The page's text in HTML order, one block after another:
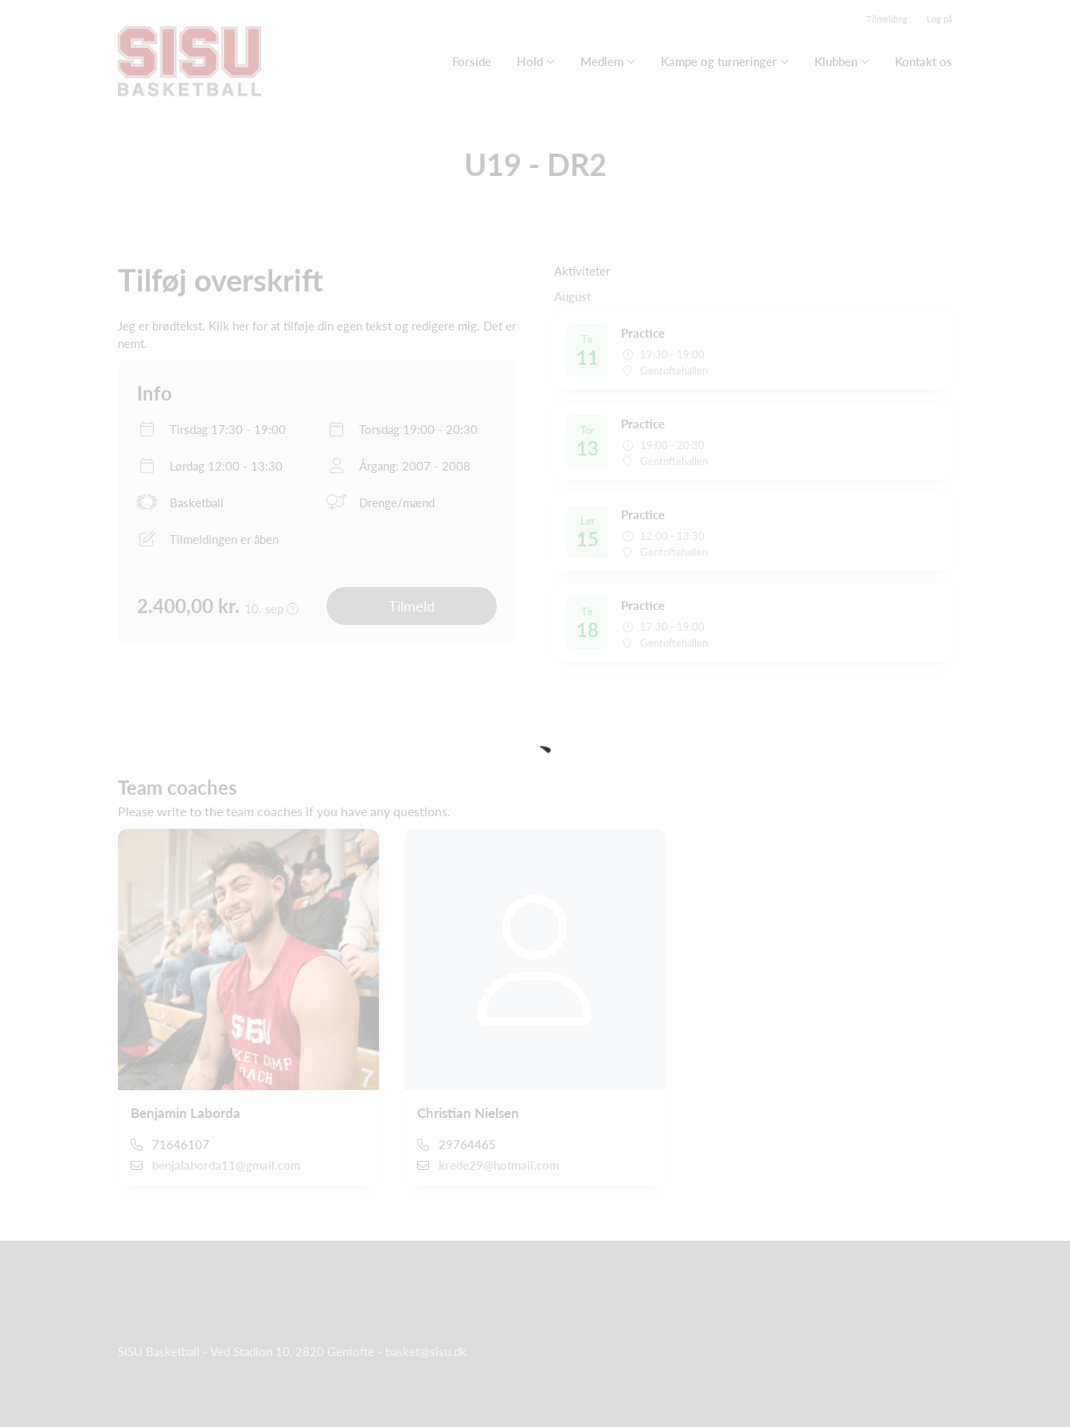
Tilmelding Log på
Forside Hold Medlem Kampe og turneringer Klubben Kontakt os
U19 - DR2
Tilføj overskrift
Jeg er brødtekst. Klik her for at tilføje din egen tekst og redigere mig. Det er
nemt.
Info
Tirsdag 17:30 - 19:00 Torsdag 19:00 - 20:30
Lørdag 12:00 - 13:30 Årgang: 2007 - 2008
Basketball Drenge/mænd
Tilmeldingen er åben
2.400,00 kr. 10. sep Tilmeld
Aktiviteter
August
Tir
11
Practice
17:30 - 19:00
Gentoftehallen
Tor
13
Practice
19:00 - 20:30
Gentoftehallen
Lør
15
Practice
12:00 - 13:30
Gentoftehallen
Tir
18
Practice
17:30 - 19:00
Gentoftehallen
Team coaches
Please write to the team coaches if you have any questions.
Benjamin Laborda
71646107
benjalaborda11@gmail.com
Christian Nielsen
29764465
krede29@hotmail.com
SISU Basketball - Ved Stadion 10, 2820 Gentofte - basket@sisu.dk